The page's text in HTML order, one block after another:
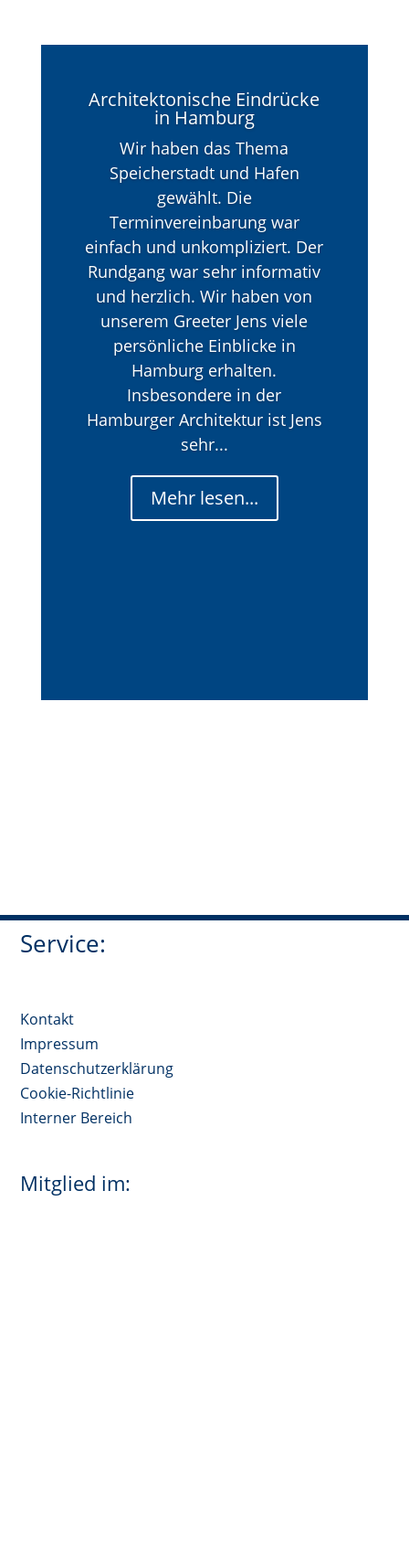
Architektonische Eindrücke
in Hamburg
Wir haben das Thema
Speicherstadt und Hafen
gewählt. Die
Terminvereinbarung war
einfach und unkompliziert. Der
Rundgang war sehr informativ
und herzlich. Wir haben von
unserem Greeter Jens viele
persönliche Einblicke in
Hamburg erhalten.
Insbesondere in der
Hamburger Architektur ist Jens
sehr...
Mehr lesen...
Service:
Kontakt
Impressum
Datenschutzerklärung
Cookie-Richtlinie
Interner Bereich
Mitglied im: